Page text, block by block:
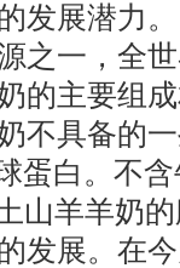
发展潜力。
一，全世
的主要组
不具备的
蛋白。不
山羊羊奶
发展。在